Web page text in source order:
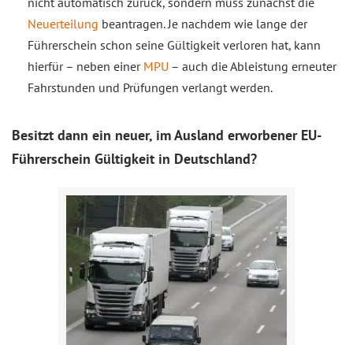
Neuerteilung beantragen. Je nachdem wie lange der
Führerschein schon seine Gültigkeit verloren hat, kann
hierfür – neben einer MPU – auch die Ableistung erneuter
Fahrstunden und Prüfungen verlangt werden.
Besitzt dann ein neuer, im Ausland erworbener EU-
Führerschein Gültigkeit in Deutschland?